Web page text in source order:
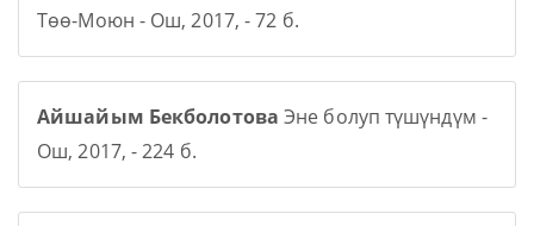
Төө-Моюн - Ош, 2017, - 72 б.
Айшайым Бекболотова Эне болуп түшүндүм -
Ош, 2017, - 224 б.